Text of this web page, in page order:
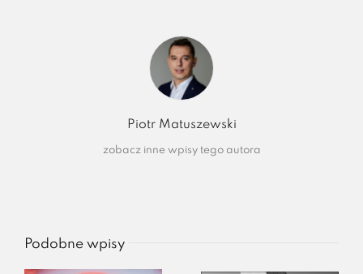
Piotr Matuszewski
zobacz inne wpisy tego autora
Podobne wpisy